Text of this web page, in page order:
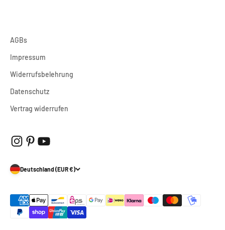
AGBs
Impressum
Widerrufsbelehrung
Datenschutz
Vertrag widerrufen
Deutschland (EUR €)